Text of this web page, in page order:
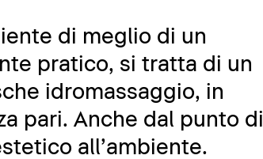
di meglio di un
pratico, si tratta di un
idromassaggio, in
pari. Anche dal punto di
all’ambiente.